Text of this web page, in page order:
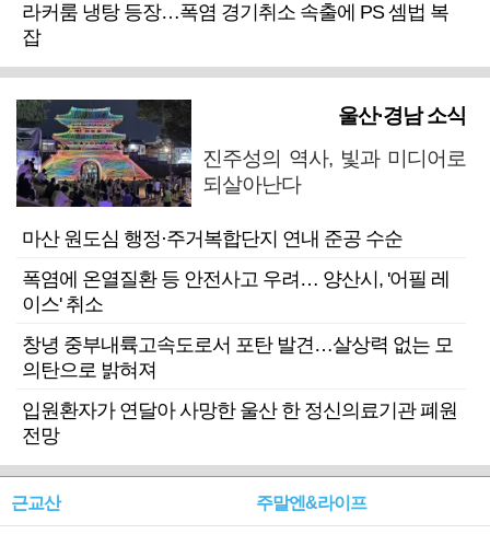
라커룸 냉탕 등장…폭염 경기취소 속출에 PS 셈법 복
잡
울산·경남 소식
진주성의 역사, 빛과 미디어로
되살아난다
마산 원도심 행정·주거복합단지 연내 준공 수순
폭염에 온열질환 등 안전사고 우려… 양산시, '어필 레
이스' 취소
창녕 중부내륙고속도로서 포탄 발견…살상력 없는 모
의탄으로 밝혀져
입원환자가 연달아 사망한 울산 한 정신의료기관 폐원
전망
근교산 주말엔&라이프